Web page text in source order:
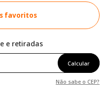
favoritos
e retiradas
Calcular
Não sabe o CEP?